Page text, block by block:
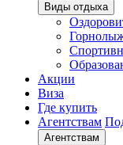
Виды отдыха
Акции
Виза
Где купить
Агентствам
Агентствам